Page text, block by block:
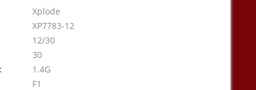
Xplode
XP7783-12
12/30
30
1.4G
F1